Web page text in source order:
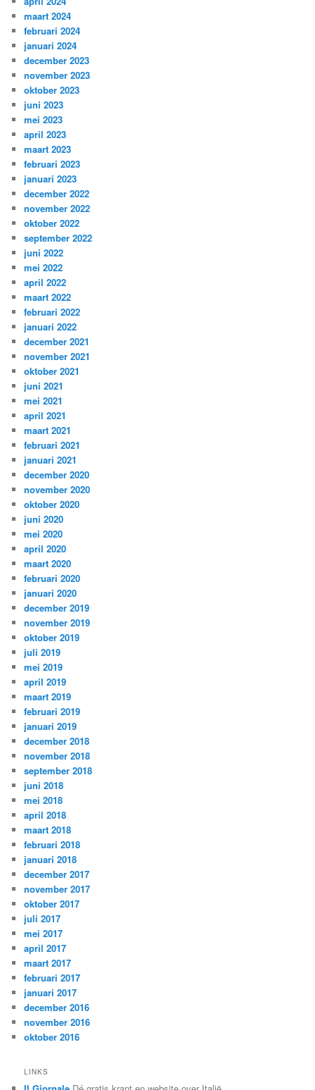
maart 2024
februari 2024
januari 2024
december 2023
november 2023
oktober 2023
juni 2023
mei 2023
april 2023
maart 2023
februari 2023
januari 2023
december 2022
november 2022
oktober 2022
september 2022
juni 2022
mei 2022
april 2022
maart 2022
februari 2022
januari 2022
december 2021
november 2021
oktober 2021
juni 2021
mei 2021
april 2021
maart 2021
februari 2021
januari 2021
december 2020
november 2020
oktober 2020
juni 2020
mei 2020
april 2020
maart 2020
februari 2020
januari 2020
december 2019
november 2019
oktober 2019
juli 2019
mei 2019
april 2019
maart 2019
februari 2019
januari 2019
december 2018
november 2018
september 2018
juni 2018
mei 2018
april 2018
maart 2018
februari 2018
januari 2018
december 2017
november 2017
oktober 2017
juli 2017
mei 2017
april 2017
maart 2017
februari 2017
januari 2017
december 2016
november 2016
oktober 2016
LINKS